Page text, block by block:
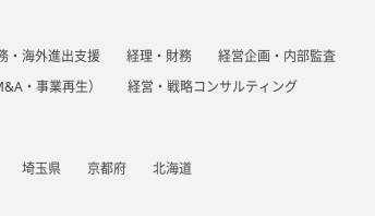
・海外進出支援 経理・財務
経営企画・内部監査
・事業再生）
経営・戦略コンサルティング
埼玉県 京都府 北海道